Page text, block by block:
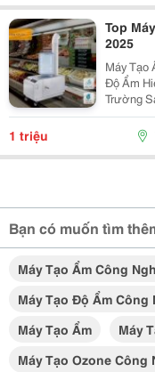
Top
2025
Máy Tạo
Độ Ẩm Hiệu
Trường
Trữ, Độ
Quá
1 triệu
Bạn có muốn tìm
Máy Tạo Ẩm Công
Máy Tạo Độ Ẩm Công
Máy Tạo Ẩm
Máy
Máy Tạo Ozone Công